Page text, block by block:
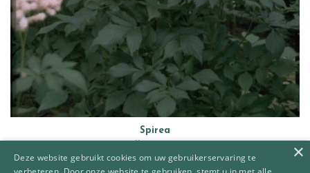
Spirea
×
Deze website gebruikt cookies om uw gebruikerservaring te